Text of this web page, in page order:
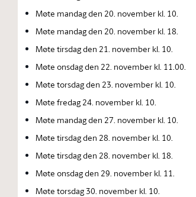
Møte mandag den 20. november kl. 10.
Møte mandag den 20. november kl. 18.
Møte tirsdag den 21. november kl. 10.
Møte onsdag den 22. november kl. 11.00.
Møte torsdag den 23. november kl. 10.
Møte fredag 24. november kl. 10.
Møte mandag den 27. november kl. 10.
Møte tirsdag den 28. november kl. 10.
Møte tirsdag den 28. november kl. 18.
Møte onsdag den 29. november kl. 11.
Møte torsdag 30. november kl. 10.